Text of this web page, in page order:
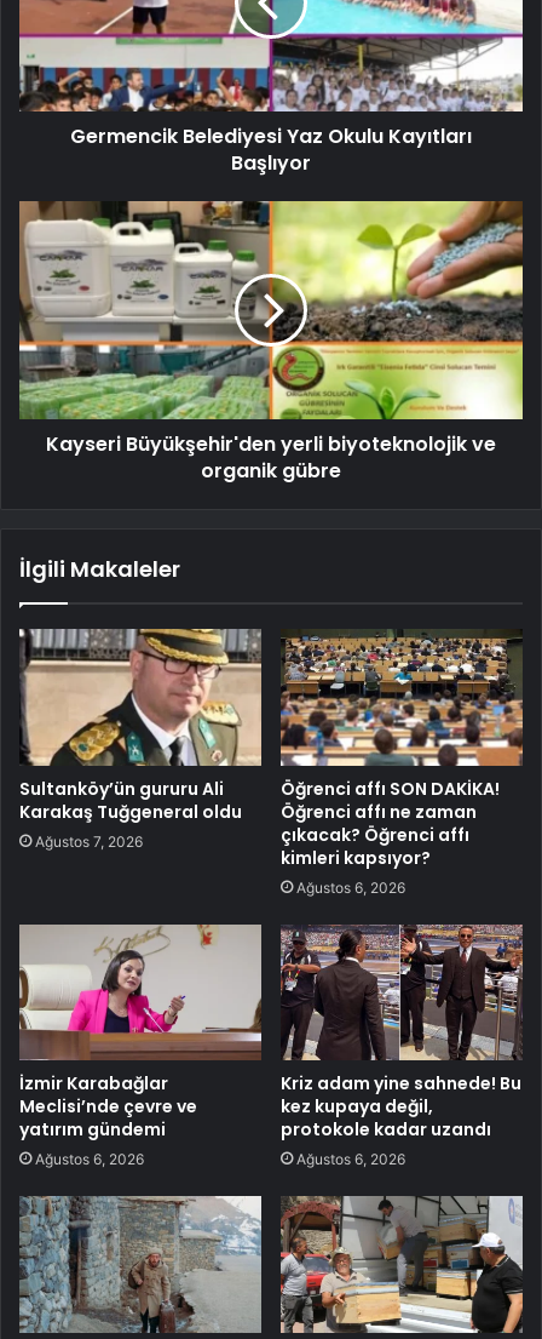
Germencik Belediyesi Yaz Okulu Kayıtları
Başlıyor
Kayseri Büyükşehir'den yerli biyoteknolojik ve
organik gübre
İlgili Makaleler
Sultanköy’ün gururu Ali
Karakaş Tuğgeneral oldu
Ağustos 7, 2026
Öğrenci affı SON DAKİKA!
Öğrenci affı ne zaman
çıkacak? Öğrenci affı
kimleri kapsıyor?
Ağustos 6, 2026
İzmir Karabağlar
Meclisi’nde çevre ve
yatırım gündemi
Ağustos 6, 2026
Kriz adam yine sahnede! Bu
kez kupaya değil,
protokole kadar uzandı
Ağustos 6, 2026